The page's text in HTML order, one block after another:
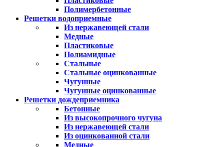
Полимербетонные
Решетки водоприемные
Из нержавеющей стали
Медные
Пластиковые
Полиамидные
Стальные
Стальные оцинкованные
Чугунные
Чугунные оцинкованные
Решетки дождеприемника
Бетонные
Из высокопрочного чугуна
Из нержавеющей стали
Из оцинкованной стали
Медные